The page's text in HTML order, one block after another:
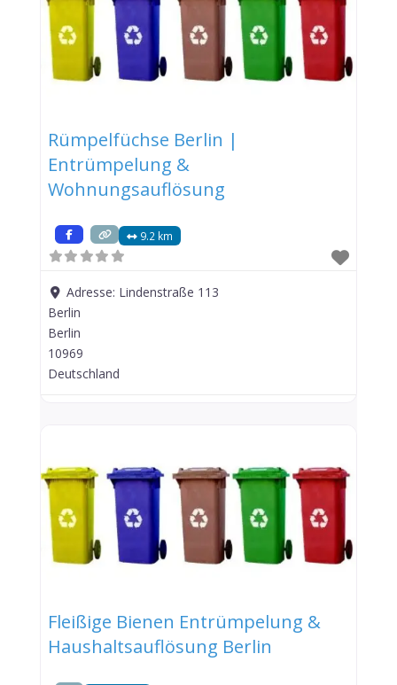
Rümpelfüchse Berlin |
Entrümpelung &
Wohnungsauflösung
9.2 km
Adresse: Lindenstraße 113
Berlin
Berlin
10969
Deutschland
Fleißige Bienen Entrümpelung &
Haushaltsauflösung Berlin